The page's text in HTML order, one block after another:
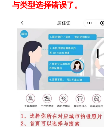
与类型选择错误了。